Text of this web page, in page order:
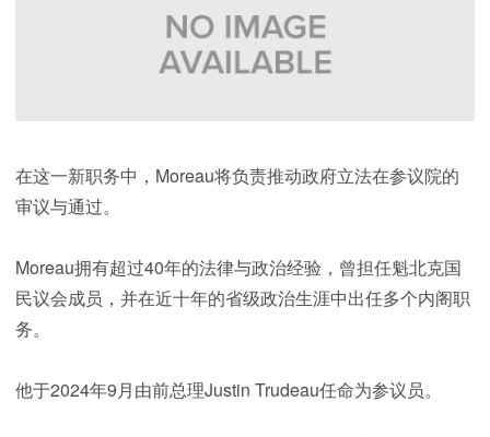
在这一新职务中，Moreau将负责推动政府立法在参议院的
审议与通过。
Moreau拥有超过40年的法律与政治经验，曾担任魁北克国
民议会成员，并在近十年的省级政治生涯中出任多个内阁职
务。
他于2024年9月由前总理Justin Trudeau任命为参议员。